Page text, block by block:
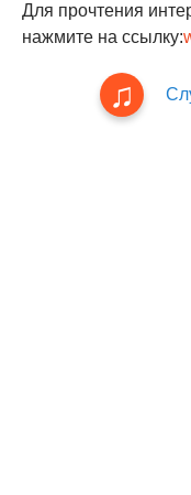
Для прочтения
нажмите на ссылку: